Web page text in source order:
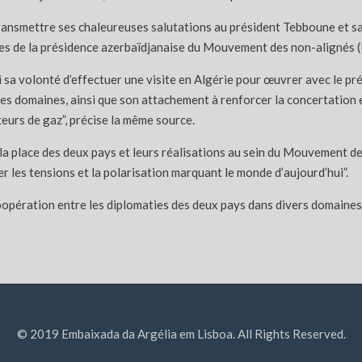
ses chaleureuses salutations au président Tebboune et
la présidence azerbaïdjanaise du Mouvement des non-alignés
sa volonté d’effectuer une visite en Algérie pour œuvrer avec le
domaines, ainsi que son attachement à renforcer la
de gaz”, précise la même source.
place des deux pays et leurs réalisations au sein du Mouvement
tensions et la polarisation marquant le monde d’aujourd’hui”.
entre les diplomaties des deux pays dans divers
© 2019 Embaixada da Argélia em Lisboa. All Rights Reserved.